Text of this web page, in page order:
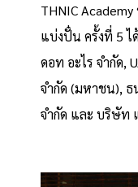
THNIC
แบ่งปั๋น ครั้งที่ 5
ดอท อะไร จำกัด,
จำกัด (มหาชน),
จำกัด และ บริษัท